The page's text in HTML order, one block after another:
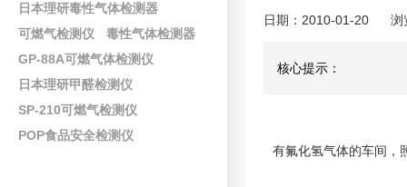
日本理研毒性气体检测器
可燃气检测仪
毒性气体检测器
GP-88A可燃气体检测仪
日本理研甲醛检测仪
SP-210可燃气检测仪
POP食品安全检测仪
日期：2010-01-20 浏
核心提示：
有氟化氢气体的车间，